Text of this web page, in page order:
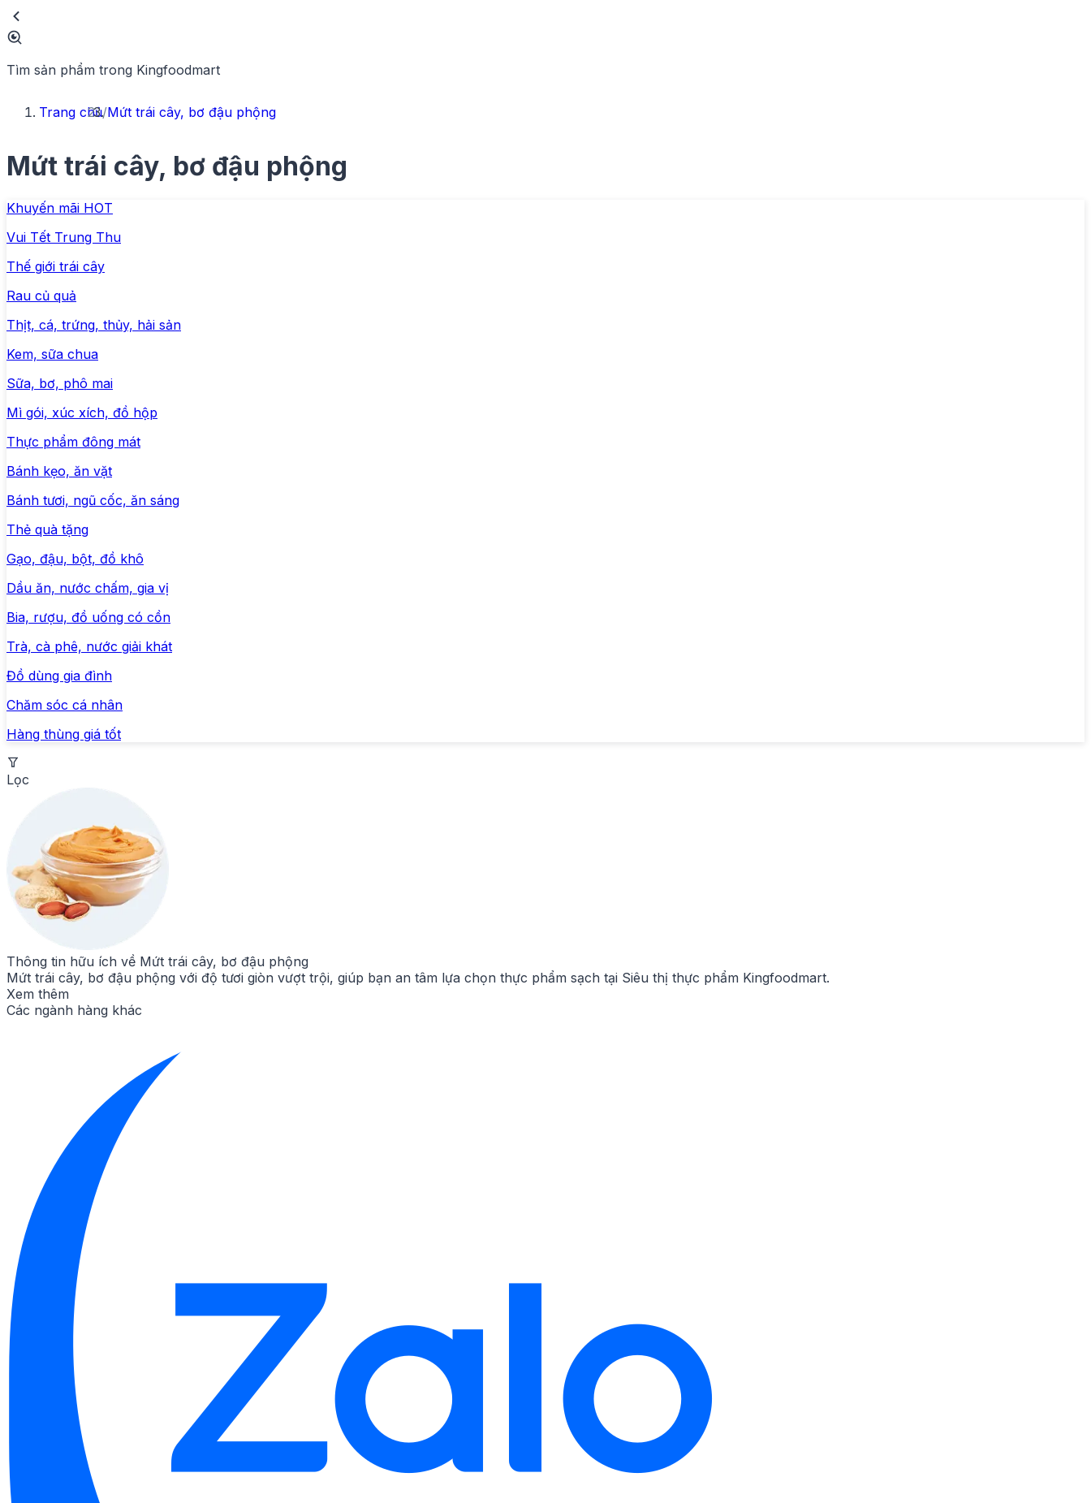
Tìm sản phẩm trong Kingfoodmart
Trang chủ/Mứt trái cây, bơ đậu phộng
Mứt trái cây, bơ đậu phộng
Khuyến mãi HOT
Vui Tết Trung Thu
Thế giới trái cây
Rau củ quả
Thịt, cá, trứng, thủy, hải sản
Kem, sữa chua
Sữa, bơ, phô mai
Mì gói, xúc xích, đồ hộp
Thực phẩm đông mát
Bánh kẹo, ăn vặt
Bánh tươi, ngũ cốc, ăn sáng
Thẻ quà tặng
Gạo, đậu, bột, đồ khô
Dầu ăn, nước chấm, gia vị
Bia, rượu, đồ uống có cồn
Trà, cà phê, nước giải khát
Đồ dùng gia đình
Chăm sóc cá nhân
Hàng thùng giá tốt
Lọc
Thông tin hữu ích về Mứt trái cây, bơ đậu phộng
Mứt trái cây, bơ đậu phộng với độ tươi giòn vượt trội, giúp bạn an tâm lựa chọn thực phẩm sạch tại Siêu thị thực phẩm Kingfoodmart.
Xem thêm
Các ngành hàng khác